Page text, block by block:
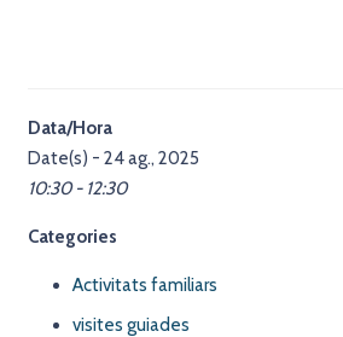
Data/Hora
Date(s) - 24 ag., 2025
10:30 - 12:30
Categories
Activitats familiars
visites guiades